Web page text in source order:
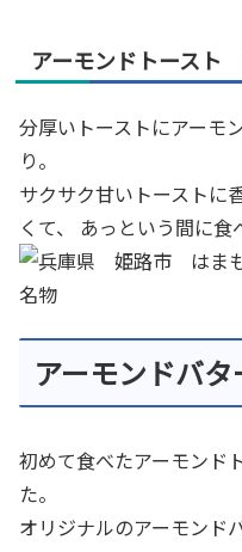
アーモンドトースト
分厚いトーストにアーモ
り。
サクサク甘いトーストに
くて、 あっという間に食
アーモンドバタ
初めて食べたアーモンド
た。
オリジナルのアーモンド